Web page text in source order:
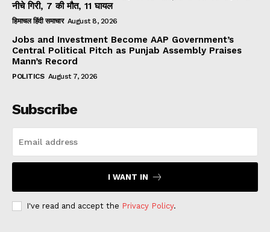
नीचे गिरी, 7 की मौत, 11 घायल
हिमाचल हिंदी समाचार August 8, 2026
Jobs and Investment Become AAP Government’s
Central Political Pitch as Punjab Assembly Praises
Mann’s Record
POLITICS August 7, 2026
Subscribe
I WANT IN
I've read and accept the Privacy Policy.